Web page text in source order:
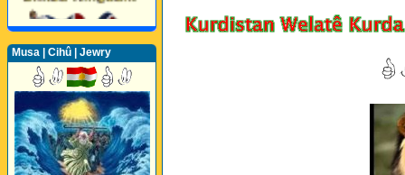
Perwerde ya Zimanê
Kurdî û Îngîlîzî
Musa | Cihû | Jewry